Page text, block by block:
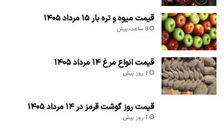
قیمت میوه و تره بار ۱۵ مرداد ۱۴۰۵
8 ساعت پیش
قیمت انواع مرغ ۱۴ مرداد ۱۴۰۵
1 روز پیش
قیمت روز گوشت قرمز در ۱۴ مرداد ۱۴۰۵
1 روز پیش